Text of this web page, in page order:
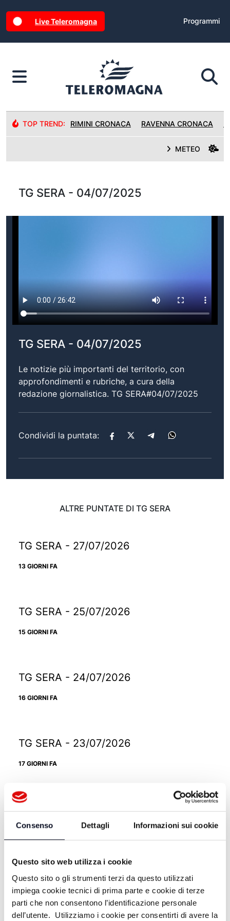
Consenso Dettagli Informazioni sui cookie
Questo sito web utilizza i cookie
Questo sito o gli strumenti terzi da questo utilizzati
impiega cookie tecnici di prima parte e cookie di terze
parti che non consentono l’identificazione personale
dell’utente. Utilizziamo i cookie per consentirti di avere la
Live Teleromagna Programmi
TOP TREND: RIMINI CRONACA RAVENNA CRONACA
METEO
TG SERA - 04/07/2025
TG SERA - 04/07/2025
Le notizie più importanti del territorio, con
approfondimenti e rubriche, a cura della
redazione giornalistica. TG SERA#04/07/2025
Condividi la puntata:
ALTRE PUNTATE DI TG SERA
TG SERA - 27/07/2026
13 GIORNI FA
TG SERA - 25/07/2026
15 GIORNI FA
TG SERA - 24/07/2026
16 GIORNI FA
TG SERA - 23/07/2026
17 GIORNI FA
TG SERA - 22/07/2026
18 GIORNI FA
TG SERA - 21/07/2026
19 GIORNI FA